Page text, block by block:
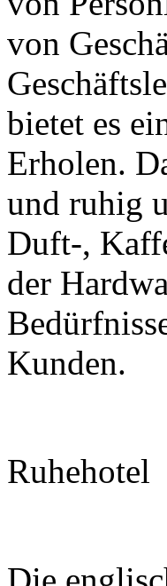
von
bietet es
Erholen.
und ruhig
Duft-,
der
Kunden.
Ruhehotel